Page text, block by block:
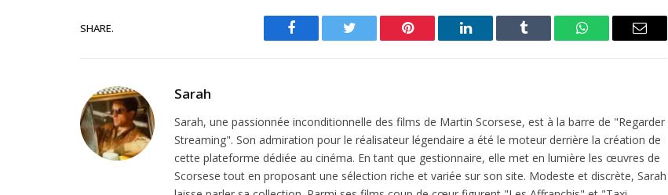
SHARE.
Facebook Twitter Pinterest LinkedIn Tumblr WhatsAppEmail
Sarah
Sarah, une passionnée inconditionnelle des films de Martin Scorsese, est à la barre de "Regarder
Streaming". Son admiration pour le réalisateur légendaire a été le moteur derrière la création de
cette plateforme dédiée au cinéma. En tant que gestionnaire, elle met en lumière les œuvres de
Scorsese tout en proposant une sélection riche et variée sur son site. Modeste et discrète, Sarah